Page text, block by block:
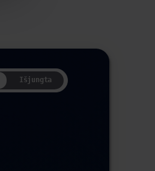
Išjungta